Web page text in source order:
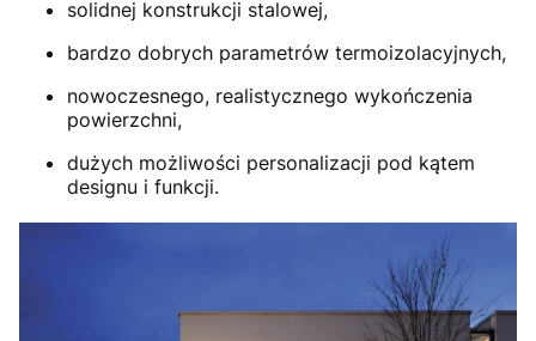
solidnej konstrukcji stalowej,
bardzo dobrych parametrów termoizolacyjnych,
nowoczesnego, realistycznego wykończenia
powierzchni,
dużych możliwości personalizacji pod kątem
designu i funkcji.